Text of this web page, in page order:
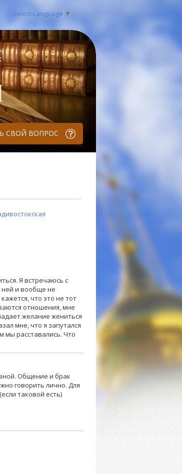
Select Language ▼
СВОЙ ВОПРОС
Я встречаюсь с
ней и вообще не
что это не тот
отношения, мне
желание жениться
мне, что я запутался
мы расставались. Что
Общение и брак
говорить лично. Для
таковой есть)